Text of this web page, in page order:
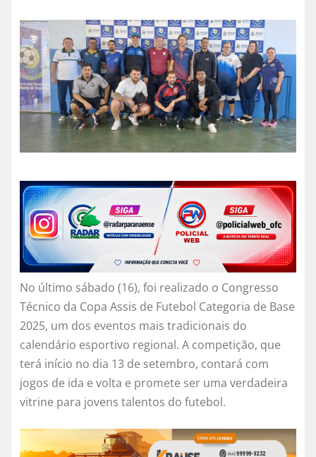
No último sábado (16), foi realizado o Congresso
Técnico da Copa Assis de Futebol Categoria de Base
2025, um dos eventos mais tradicionais do
calendário esportivo regional. A competição, que
terá início no dia 13 de setembro, contará com
jogos de ida e volta e promete ser uma verdadeira
vitrine para jovens talentos do futebol.